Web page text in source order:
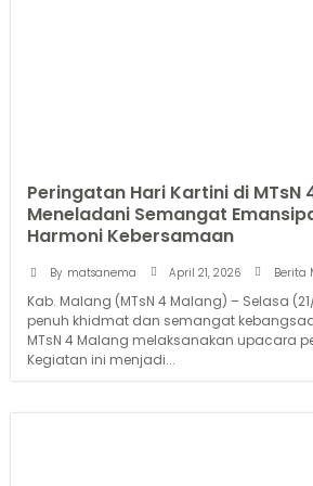
Peringatan Hari Kartini di MTsN
Meneladani Semangat
Harmoni Kebersamaan
By matsanema April 21, 2026 Berita
Kab. Malang (MTsN 4 Malang) – Selasa
penuh khidmat dan semangat
MTsN 4 Malang melaksanakan upacara
Kegiatan ini menjadi...